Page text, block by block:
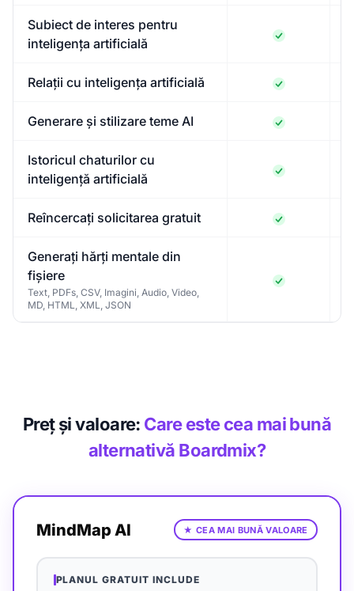
Subiect de interes pentru
inteligența artificială
Relații cu inteligența artificială
Generare și stilizare teme AI
Istoricul chaturilor cu
inteligență artificială
Reîncercați solicitarea gratuit
Generați hărți mentale din
fișiere
Text, PDFs, CSV, Imagini, Audio, Video,
MD, HTML, XML, JSON
Preț și valoare: Care este cea mai bună
alternativă Boardmix?
MindMap AI ★ CEA MAI BUNĂ VALOARE
PLANUL GRATUIT INCLUDE